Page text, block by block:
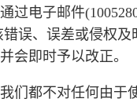
过电子邮件
错误、误差或侵权及
会即时予以改正。
们都不对任何由于